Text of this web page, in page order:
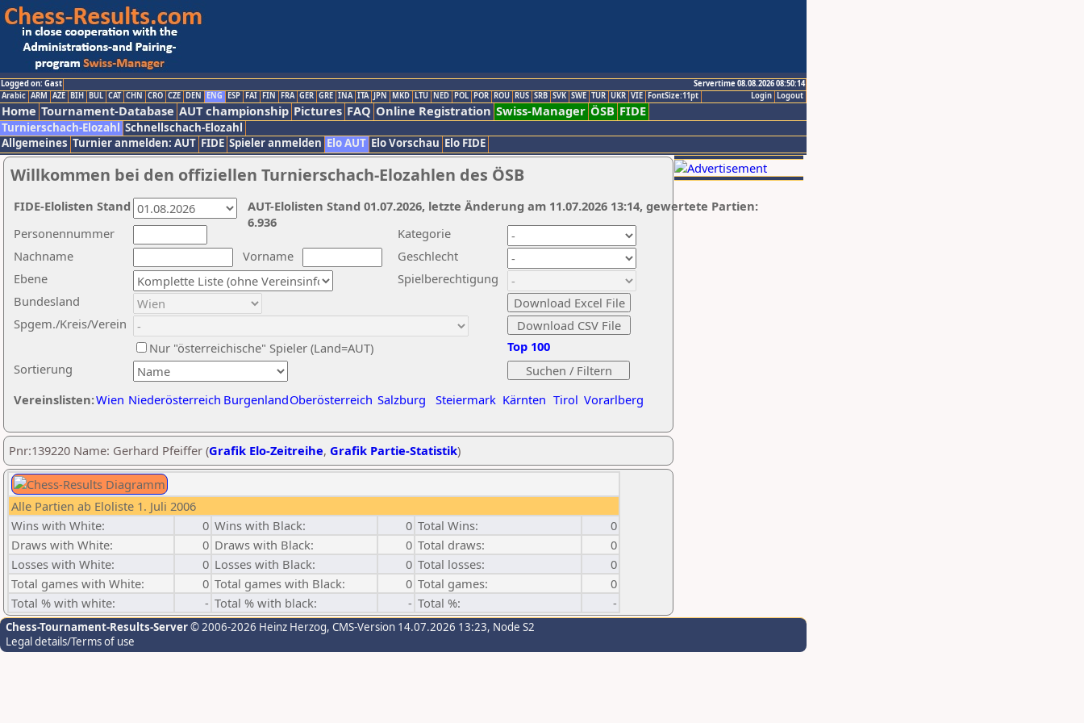
Logged on: Gast
Servertime 08.08.2026 08:50:14
Logout
Login
Arabic ARM AZE BIH BUL CAT CHN CRO CZE DEN ENG ESP FAI FIN FRA GER GRE INA ITA JPN MKD LTU NED POL POR ROU RUS SRB SVK SWE TUR UKR VIE FontSize:11pt
Home Tournament-Database AUT championship Pictures FAQ Online Registration Swiss-Manager ÖSB FIDE
Turnierschach-Elozahl Schnellschach-Elozahl
Allgemeines Turnier anmelden: AUT FIDE Spieler anmelden Elo AUT Elo Vorschau Elo FIDE
Willkommen bei den offiziellen Turnierschach-Elozahlen des ÖSB
Nachname
Vorname
Ebene
Kategorie
Sortierung
Personennummer
Bundesland
Spgem./Kreis/Verein
Geschlecht
Nur "österreichische" Spieler (Land=AUT)
Spielberechtigung
Vereinslisten:Wien Niederösterreich BurgenlandOberösterreich Salzburg Steiermark Kärnten Tirol Vorarlberg
Top 100
AUT-Elolisten Stand 01.07.2026, letzte Änderung am 11.07.2026 13:14, gewertete Partien:
6.936
FIDE-Elolisten Stand
Pnr:139220 Name: Gerhard Pfeiffer (Grafik Elo-Zeitreihe, Grafik Partie-Statistik)
Alle Partien ab Eloliste 1. Juli 2006
Wins with White:
0 Wins with Black: 0 Total Wins:
0
Draws with White:
0 Draws with Black: 0 Total draws:
0
Losses with White:
0 Losses with Black: 0 Total losses:
0
Total games with White:
0 Total games with Black: 0 Total games:
0
Total % with white:
- Total % with black: - Total %: -
Chess-Tournament-Results-Server© 2006-2026 Heinz Herzog, CMS-Version 14.07.2026 13:23, Node S2
Legal details/Terms of use